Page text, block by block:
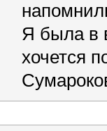
Я была в
хочется